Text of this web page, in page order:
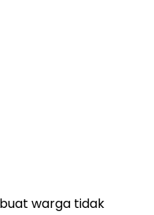
warga tidak